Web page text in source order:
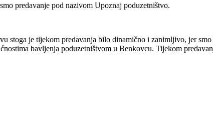
predavanje pod nazivom Upoznaj poduzetništvo.
stoga je tijekom predavanja bilo dinamično i zanimljivo, jer
bavljenja poduzetništvom u Benkovcu. Tijekom